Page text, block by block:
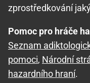
zprostředkování
Pomoc pro hráče
Seznam
pomoci, Národní
hazardního hraní.